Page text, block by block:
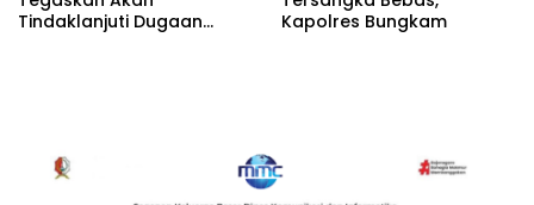
Tindaklanjuti Dugaan
Kapolres Bungkam